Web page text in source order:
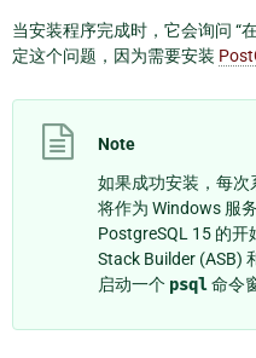
当安装程序完成时，它会询问 “
定这个问题，因为需要安装
Note
如果成功安装，每次
将作为 Windows 服
PostgreSQL 15 的开
Stack Builder (ASB)
启动一个 psql命令